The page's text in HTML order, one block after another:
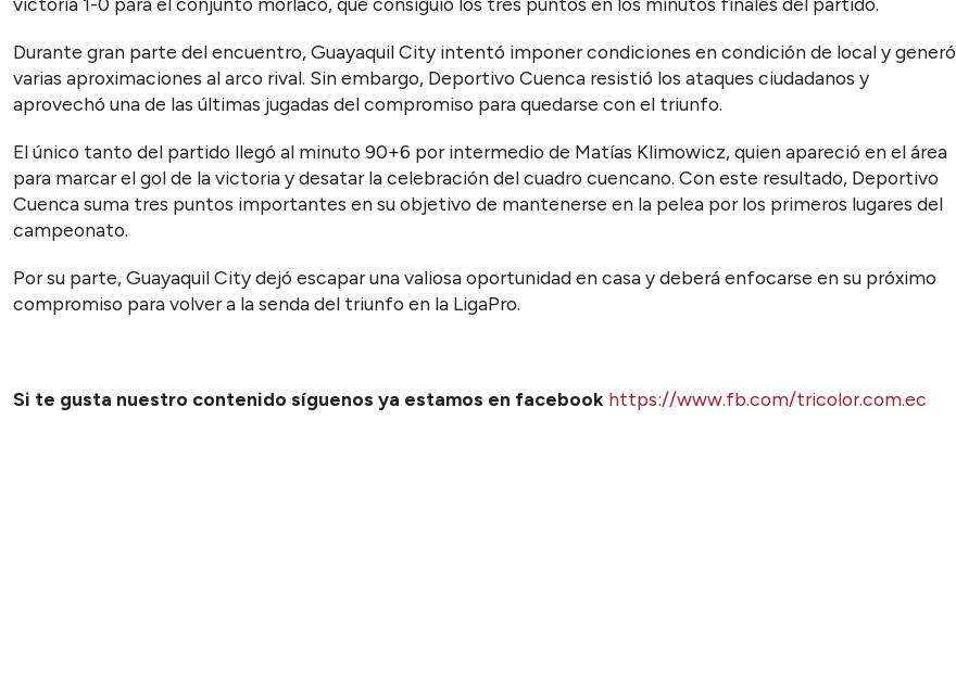
Durante gran parte del encuentro, Guayaquil City intentó imponer condiciones en condición de local y generó
varias aproximaciones al arco rival. Sin embargo, Deportivo Cuenca resistió los ataques ciudadanos y
aprovechó una de las últimas jugadas del compromiso para quedarse con el triunfo.
El único tanto del partido llegó al minuto 90+6 por intermedio de Matías Klimowicz, quien apareció en el área
para marcar el gol de la victoria y desatar la celebración del cuadro cuencano. Con este resultado, Deportivo
Cuenca suma tres puntos importantes en su objetivo de mantenerse en la pelea por los primeros lugares del
campeonato.
Por su parte, Guayaquil City dejó escapar una valiosa oportunidad en casa y deberá enfocarse en su próximo
compromiso para volver a la senda del triunfo en la LigaPro.
Si te gusta nuestro contenido síguenos ya estamos en facebook https://www.fb.com/tricolor.com.ec